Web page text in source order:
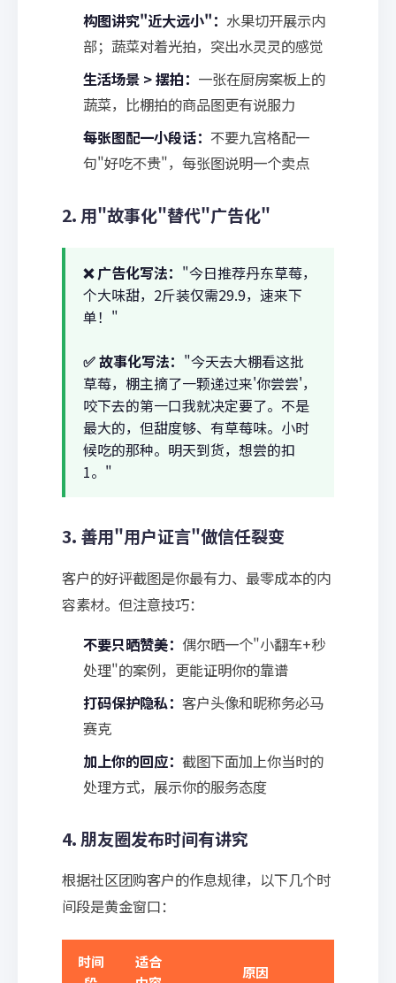
构图讲究"近大远小"： 水果切开展示内
部；蔬菜对着光拍，突出水灵灵的感觉
生活场景 > 摆拍： 一张在厨房案板上的
蔬菜，比棚拍的商品图更有说服力
每张图配一小段话： 不要九宫格配一
句"好吃不贵"，每张图说明一个卖点
2. 用"故事化"替代"广告化"
❌ 广告化写法： "今日推荐丹东草莓，
个大味甜，2斤装仅需29.9，速来下
单！"
✅ 故事化写法： "今天去大棚看这批
草莓，棚主摘了一颗递过来'你尝尝'，
咬下去的第一口我就决定要了。不是
最大的，但甜度够、有草莓味。小时
候吃的那种。明天到货，想尝的扣
1。"
3. 善用"用户证言"做信任裂变
客户的好评截图是你最有力、最零成本的内
容素材。但注意技巧：
不要只晒赞美： 偶尔晒一个"小翻车+秒
处理"的案例，更能证明你的靠谱
打码保护隐私： 客户头像和昵称务必马
赛克
加上你的回应： 截图下面加上你当时的
处理方式，展示你的服务态度
4. 朋友圈发布时间有讲究
根据社区团购客户的作息规律，以下几个时
间段是黄金窗口：
时间
适合
原因